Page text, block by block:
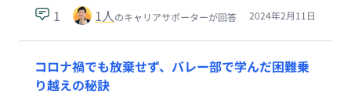
1 1人のキャリアサポーターが回答 2024年2月11日
コロナ禍でも放棄せず、バレー部で学んだ困難乗
り越えの秘訣